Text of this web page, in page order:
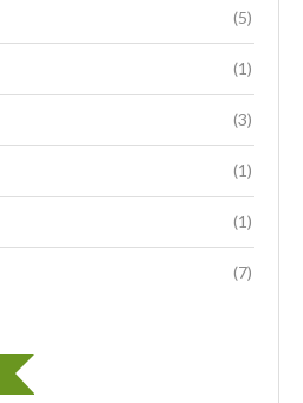
(5)
(1)
(3)
(1)
(1)
(7)